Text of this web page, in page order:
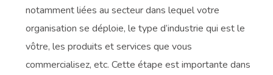
notamment liées au secteur dans lequel votre
organisation se déploie, le type d’industrie qui est le
vôtre, les produits et services que vous
commercialisez, etc. Cette étape est importante dans